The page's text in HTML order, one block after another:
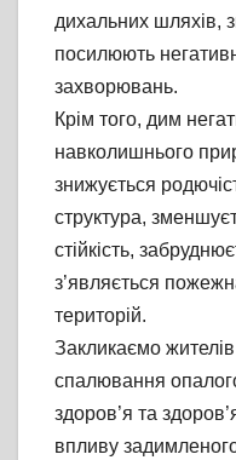
дихальних шляхів,
посилюють
захворювань.
Крім того, дим
навколишнього
знижується
структура,
стійкість,
з’являється
територій.
Закликаємо
спалювання
здоров’я та
впливу